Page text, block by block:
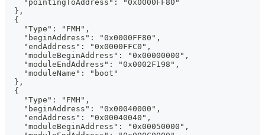
    "pointingToAddress": "0x0000FF80"
  },
  {
    "Type": "FMH",
    "beginAddress": "0x0000FF80",
    "endAddress": "0x0000FFC0",
    "moduleBeginAddress": "0x00000000",
    "moduleEndAddress": "0x0002F198",
    "moduleName": "boot"
  },
  {
    "Type": "FMH",
    "beginAddress": "0x00040000",
    "endAddress": "0x00040040",
    "moduleBeginAddress": "0x00050000",